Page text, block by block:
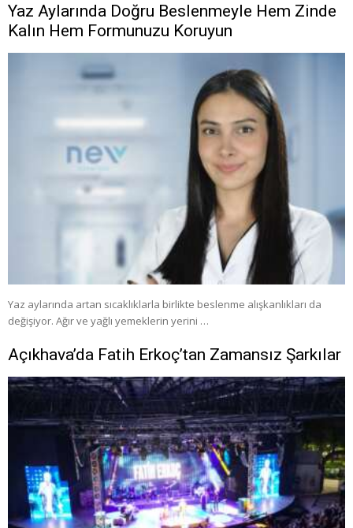
Yaz Aylarında Doğru Beslenmeyle Hem Zinde
Kalın Hem Formunuzu Koruyun
Yaz aylarında artan sıcaklıklarla birlikte beslenme alışkanlıkları da
değişiyor. Ağır ve yağlı yemeklerin yerini …
Açıkhava’da Fatih Erkoç’tan Zamansız Şarkılar